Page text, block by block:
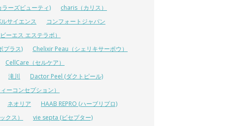
ーズビューティ)
charis（カリス）
サイエンス
コンフォートジャパン
ーエス エステラボ）
プラス)
Chelixir Peau（シェリキサーポウ）
CellCare（セルケア）
滝川
Dactor Peel (ダクトピール)
ーコンセプション）
ネオリア
HAAB REPRO (ハーブリプロ)
クス）
vie septa (ビセプター)